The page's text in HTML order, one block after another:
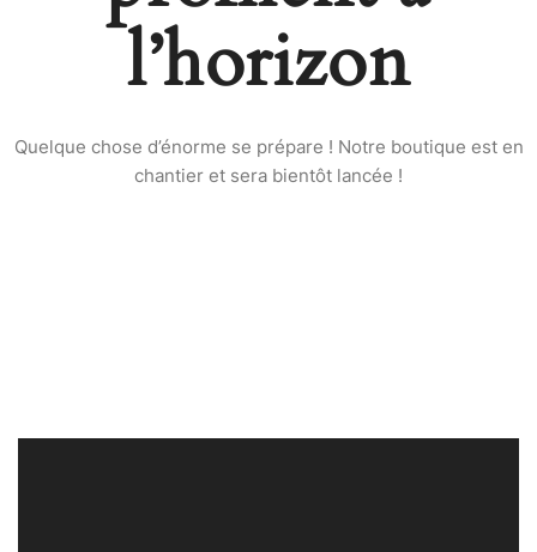
l’horizon
Quelque chose d’énorme se prépare ! Notre boutique est en
chantier et sera bientôt lancée !